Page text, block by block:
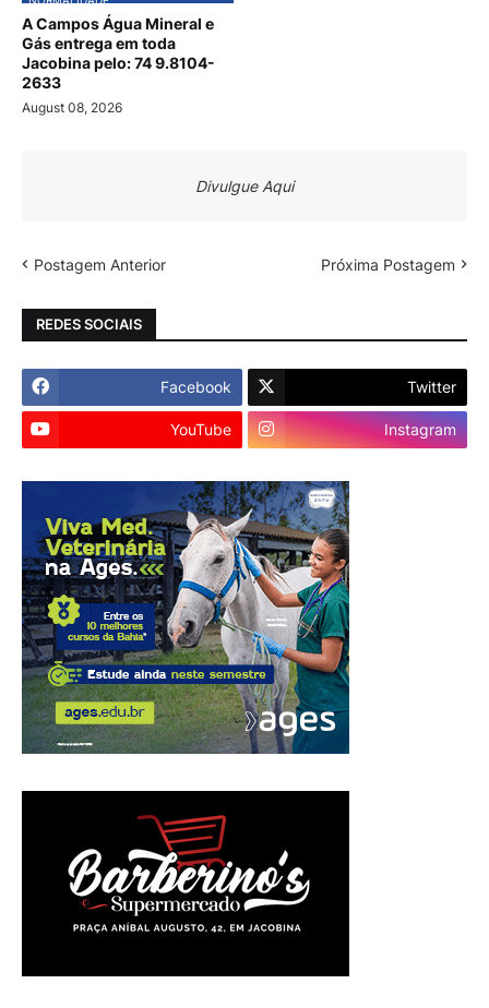
A Campos Água Mineral e
Gás entrega em toda
Jacobina pelo: 74 9.8104-
2633
August 08, 2026
Divulgue Aqui
Postagem Anterior Próxima Postagem
REDES SOCIAIS
Facebook Twitter
YouTube Instagram